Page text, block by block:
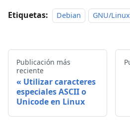
Etiquetas: Debian GNU/Linux
Publicación más
reciente
Utilizar caracteres
especiales ASCII o
Unicode en Linux